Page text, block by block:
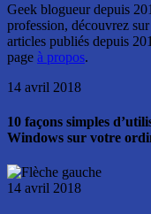
Geek blogueur depuis
profession, découvrez
articles publiés depuis
page à propos.
14 avril 2018
10 façons simples
Windows sur votre
14 avril 2018